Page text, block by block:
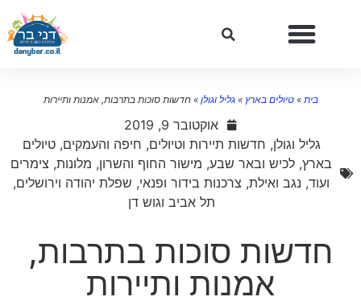
»טיולים בארץ»גליל וגולן»חדשות סוכות בתרבות, אמנות ותיירות
אוקטובר 9, 2019
גליל וגולן,חדשות תיירות וטיולים,חיפה והעמקים,טיולים
בארץ,לכיש ובאר שבע,מישור החוף והשרון,מלונות, צימרים
ועוד,נגב ואילת,צרכנות בידור ופנאי,שפלת יהודה וירושלים,
תל אביב וגוש דן
חדשות סוכות בתרבות,
אמנות ותיירות